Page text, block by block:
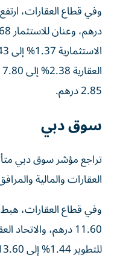
2.85 درهم.
سوق دبي
تراجع مؤشر سوق دبي
العقارات والمالية